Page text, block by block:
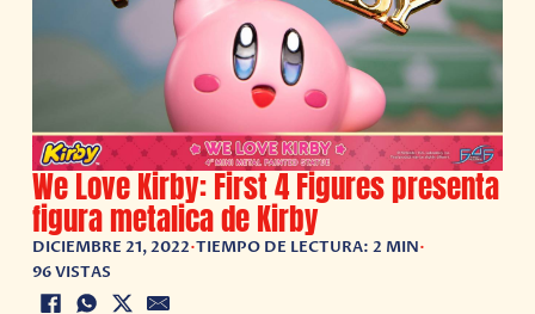
We Love Kirby: First 4 Figures presenta
figura metalica de Kirby
DICIEMBRE 21, 2022•TIEMPO DE LECTURA: 2 MIN•
96 VISTAS